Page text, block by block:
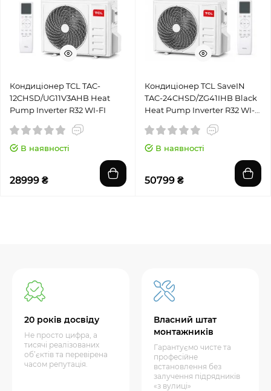
Кондиціонер TCL TAC-
12CHSD/UG11V3AHB Heat
Pump Inverter R32 WI-FI
В наявності
28999 ₴
Кондиціонер TCL SaveIN
TAC-24CHSD/ZG41IHB Black
Heat Pump Inverter R32 WI-
В наявності
50799 ₴
20 років досвіду
Не просто цифра, а
тисячі реалізованих
об’єктів та перевірена
часом репутація.
Власний штат
монтажників
Гарантуємо чисте та
професійне
встановлення без
залучення підрядників
«з вулиці»